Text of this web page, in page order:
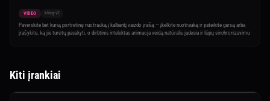
VIDEO kling-v2
Paverskite bet kurią portretinę nuotrauką į kalbantį vaizdo įrašą — įkelkite nuotrauką ir pateikite garsą arba
įrašykite, ką jie turėtų pasakyti, o dirbtinis intelektas animuoja veidą natūraliu judesiu ir lūpų sinchronizavimu
Kiti įrankiai